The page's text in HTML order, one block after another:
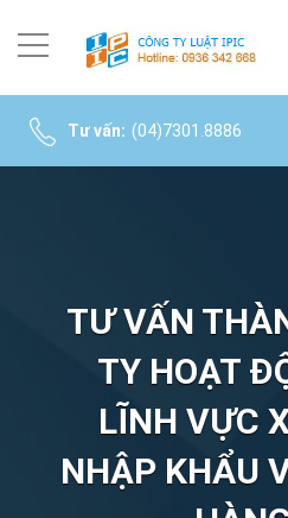
Tư vấn: (04)7301.8886
TƯ VẤN
TY HOẠT
LĨNH VỰC
NHẬP KHẨU